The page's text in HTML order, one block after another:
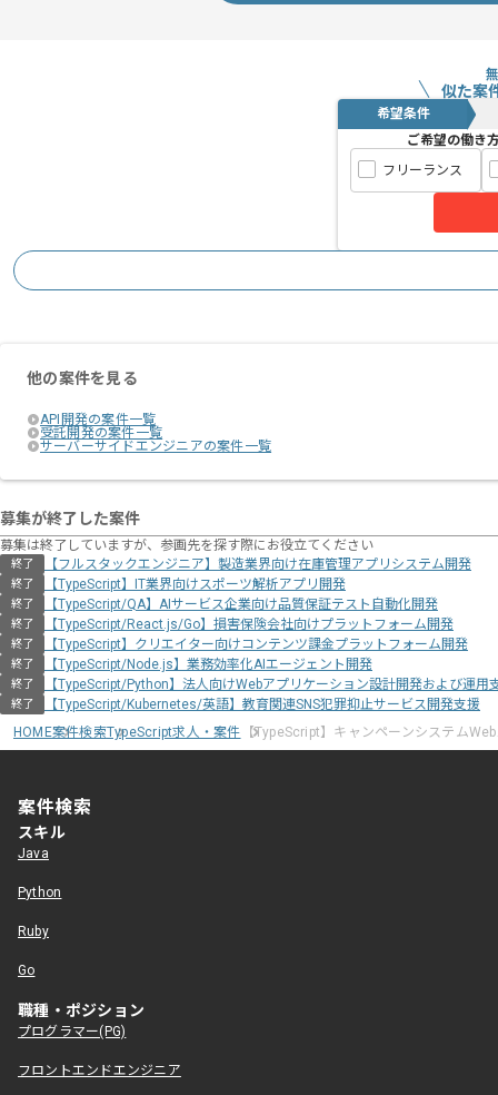
似た案
希望条件
ご希望の働き
フリーランス
他の案件を見る
API開発の案件一覧
受託開発の案件一覧
サーバーサイドエンジニアの案件一覧
募集が終了した案件
募集は終了していますが、参画先を探す際にお役立てください
終了 【フルスタックエンジニア】製造業界向け在庫管理アプリシステム開発
終了 【TypeScript】IT業界向けスポーツ解析アプリ開発
終了 【TypeScript/QA】AIサービス企業向け品質保証テスト自動化開発
終了 【TypeScript/React.js/Go】損害保険会社向けプラットフォーム開発
終了 【TypeScript】クリエイター向けコンテンツ課金プラットフォーム開発
終了 【TypeScript/Node.js】業務効率化AIエージェント開発
終了 【TypeScript/Python】法人向けWebアプリケーション設計開発および運用
終了
【TypeScript/Kubernetes/英語】教育関連SNS犯罪抑止サービス開発支援
HOME案件検索TypeScript求人・案件 【TypeScript】キャンペーンシステム
案件検索
スキル
Java
Python
Ruby
Go
職種・ポジション
プログラマー(PG)
フロントエンドエンジニア